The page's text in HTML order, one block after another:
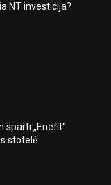
NT investicija?
sparti „Enefit“
stotelė